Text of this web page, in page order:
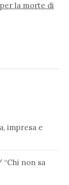
la morte di
impresa e
non sa